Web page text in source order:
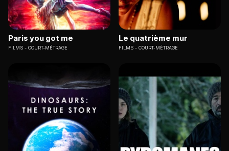
Paris you got me
FILMS COURT-MÉTRAGE
Le quatrième mur
FILMS COURT-MÉTRAGE